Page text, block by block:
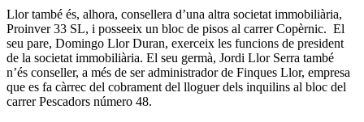
Llor també és, alhora, consellera d’una altra societat immobiliària,
Proinver 33 SL, i posseeix un bloc de pisos al carrer Copèrnic. El
seu pare, Domingo Llor Duran, exerceix les funcions de president
de la societat immobiliària. El seu germà, Jordi Llor Serra també
n’és conseller, a més de ser administrador de Finques Llor, empresa
que es fa càrrec del cobrament del lloguer dels inquilins al bloc del
carrer Pescadors número 48.